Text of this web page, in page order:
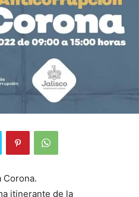
Corona.
itinerante de la